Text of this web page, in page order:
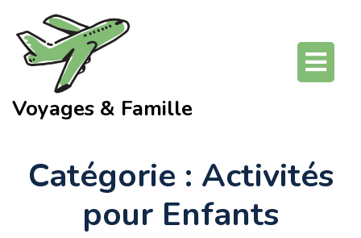
content
Voyages & Famille
Catégorie : Activités
pour Enfants